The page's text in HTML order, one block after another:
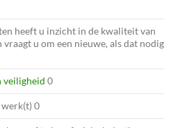
heeft u inzicht in de kwaliteit van
u om een nieuwe, als dat nodig
veiligheid 0
0